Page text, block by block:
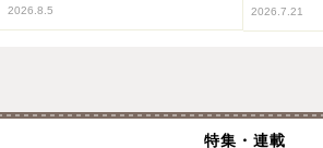
2026.8.5 2026.7.21
特集・連載